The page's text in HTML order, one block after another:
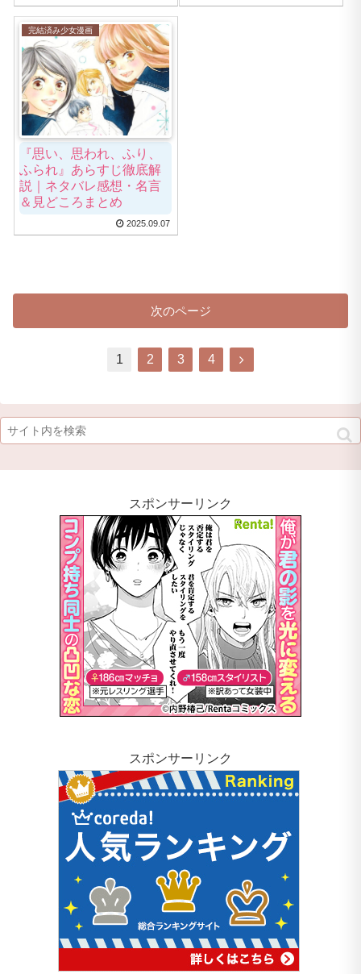
完結済み少女漫画
『思い、思われ、ふり、
ふられ』あらすじ徹底解
説｜ネタバレ感想・名言
＆見どころまとめ
2025.09.07
次のページ
1 2 3 4
スポンサーリンク
スポンサーリンク